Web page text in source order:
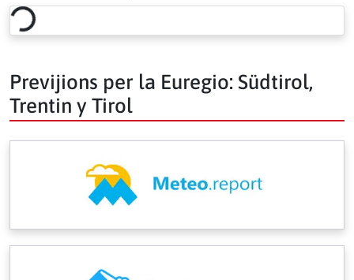
Loading risk overview…
Previjions per la Euregio: Südtirol,
Trentin y Tirol